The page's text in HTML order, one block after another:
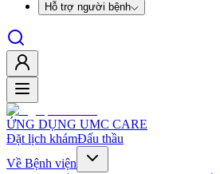
Hỗ trợ người bệnh
ỨNG DỤNG UMC CARE
Đặt lịch khámĐấu thầu
Về Bệnh viện